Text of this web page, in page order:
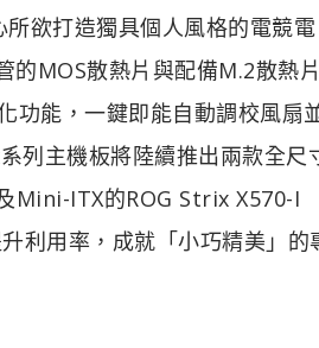
欲打造獨具個人風格的電競電
MOS散熱片與配備M.2散熱片
功能，一鍵即能自動調校風扇
列主機板將陸續推出兩款全尺
Mini-ITX的ROG Strix X570-I
利用率，成就「小巧精美」的